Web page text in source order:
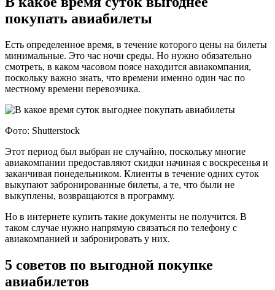
покупать авиабилеты
Есть определенное время, в течение которого цены на билеты
минимальные. Это час ночи среды. Но нужно обязательно
смотреть, в каком часовом поясе находится авиакомпания,
поскольку важно знать, что времени именно один час по
местному времени перевозчика.
Фото: Shutterstock
Этот период был выбран не случайно, поскольку многие
авиакомпании предоставляют скидки начиная с воскресенья и
заканчивая понедельником. Клиенты в течение одних суток
выкупают забронированные билеты, а те, что были не
выкуплены, возвращаются в программу.
Но в интернете купить такие документы не получится. В
таком случае нужно напрямую связаться по телефону с
авиакомпанией и забронировать у них.
5 советов по выгодной покупке
авиабилетов